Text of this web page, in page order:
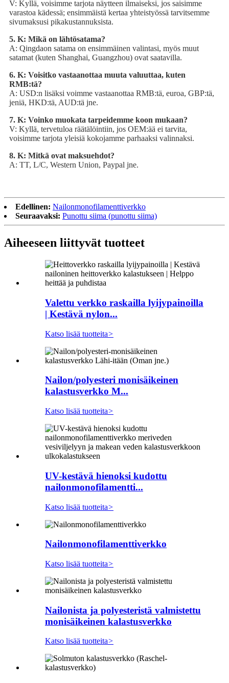
V: Kyllä, voisimme tarjota näytteen ilmaiseksi, jos saisimme
varastoa kädessä; ensimmäistä kertaa yhteistyössä tarvitsemme
sivumaksusi pikakustannuksista.
5. K: Mikä on lähtösatama?
A: Qingdaon satama on ensimmäinen valintasi, myös muut
satamat (kuten Shanghai, Guangzhou) ovat saatavilla.
6. K: Voisitko vastaanottaa muuta valuuttaa, kuten
RMB:tä?
A: USD:n lisäksi voimme vastaanottaa RMB:tä, euroa, GBP:tä,
jeniä, HKD:tä, AUD:tä jne.
7. K: Voinko muokata tarpeidemme koon mukaan?
V: Kyllä, tervetuloa räätälöintiin, jos OEM:ää ei tarvita,
voisimme tarjota yleisiä kokojamme parhaaksi valinnaksi.
8. K: Mitkä ovat maksuehdot?
A: TT, L/C, Western Union, Paypal jne.
Edellinen: Nailonmonofilamenttiverkko
Seuraavaksi: Punottu siima (punottu siima)
Aiheeseen liittyvät tuotteet
Valettu verkko raskailla lyijypainoilla
| Kestävä nylon...
Katso lisää tuotteita>
Nailon/polyesteri monisäikeinen
kalastusverkko M...
Katso lisää tuotteita>
UV-kestävä hienoksi kudottu
nailonmonofilamentti...
Katso lisää tuotteita>
Nailonmonofilamenttiverkko
Katso lisää tuotteita>
Nailonista ja polyesteristä valmistettu
monisäikeinen kalastusverkko
Katso lisää tuotteita>